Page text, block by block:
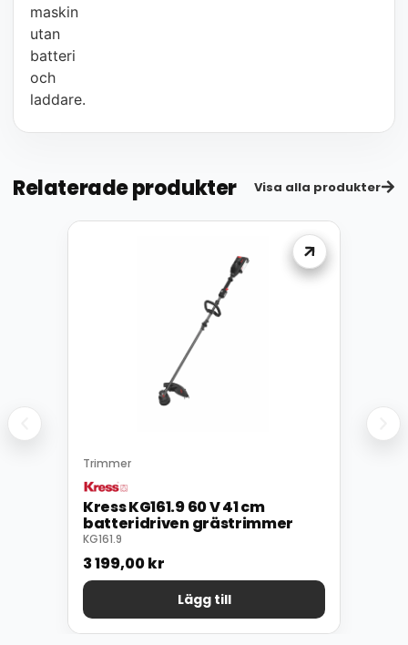
maskin
utan
batteri
och
laddare.
Relaterade produkter Visa alla produkter
Trimmer
Kress KG161.9 60 V 41 cm
batteridriven grästrimmer
KG161.9
3 199,00kr
Lägg till